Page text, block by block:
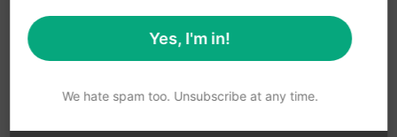
Google 크롬용 AIPRM
프트 라이브러리용 AIPRM을 애용하고 있습
니다. 4,500개 이상의 프롬프트로 무료로 시
Yes, I'm in!
We hate spam too. Unsubscribe at any time.